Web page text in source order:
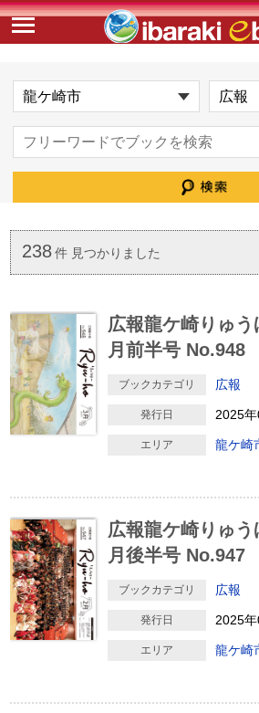
238 件 見つかりました
広報龍ケ崎りゅ
月前半号 No.948
ブックカテゴリ 広報
発行日 2025
エリア 龍ケ崎
広報龍ケ崎りゅ
月後半号 No.947
ブックカテゴリ 広報
発行日 2025
エリア 龍ケ崎